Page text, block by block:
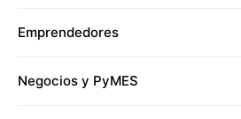
Emprendedores
Negocios y PyMES